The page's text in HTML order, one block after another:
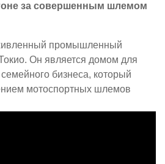
за совершенным шлемом
промышленный
Он является домом для
бизнеса, который
мотоспортных шлемов